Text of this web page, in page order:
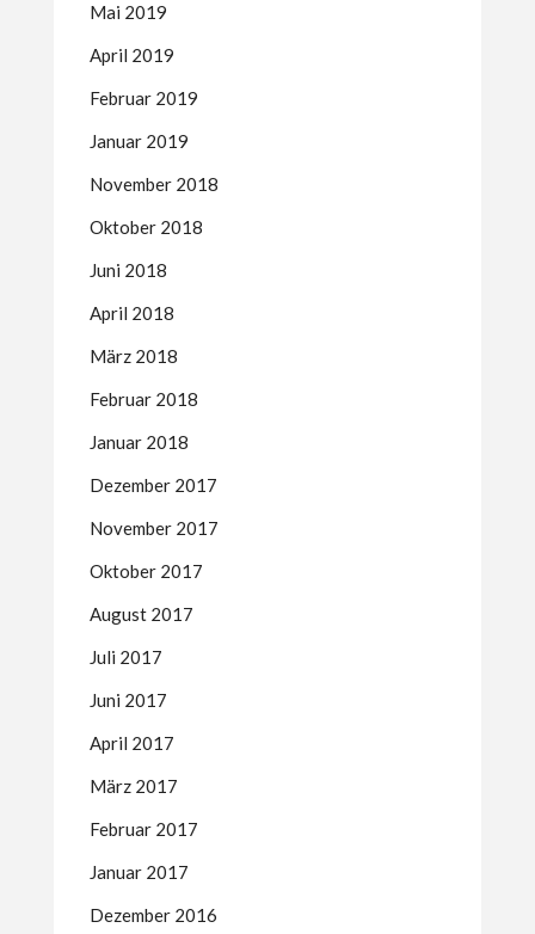
Mai 2019
April 2019
Februar 2019
Januar 2019
November 2018
Oktober 2018
Juni 2018
April 2018
März 2018
Februar 2018
Januar 2018
Dezember 2017
November 2017
Oktober 2017
August 2017
Juli 2017
Juni 2017
April 2017
März 2017
Februar 2017
Januar 2017
Dezember 2016